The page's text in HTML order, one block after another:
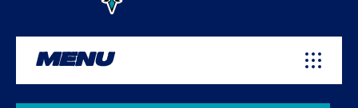
MENU